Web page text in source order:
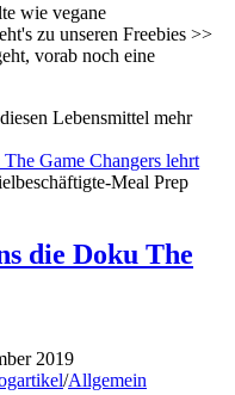
wie vegane
zu unseren Freebies >>
vorab noch eine
Lebensmittel mehr
Meal Prep
die Doku The
2019
/Allgemein